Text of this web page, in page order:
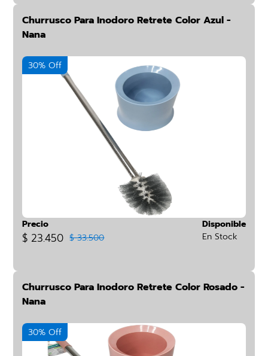
Churrusco Para Inodoro Retrete Color Azul -
Nana
30% Off
Precio
$ 23.450 $ 33.500
Disponible
En Stock
Churrusco Para Inodoro Retrete Color Rosado -
Nana
30% Off